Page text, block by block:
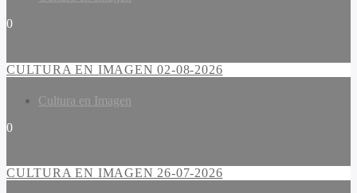
0
CULTURA EN IMAGEN 02-08-2026
Cultura en Imagen
0
CULTURA EN IMAGEN 26-07-2026